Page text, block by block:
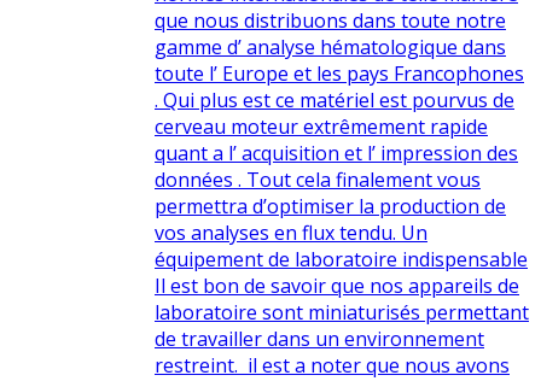
que nous distribuons dans toute notre
gamme d’ analyse hématologique dans
toute l’ Europe et les pays Francophones
. Qui plus est ce matériel est pourvus de
cerveau moteur extrêmement rapide
quant a l’ acquisition et l’ impression des
données . Tout cela finalement vous
permettra d’optimiser la production de
vos analyses en flux tendu. Un
équipement de laboratoire indispensable
Il est bon de savoir que nos appareils de
laboratoire sont miniaturisés permettant
de travailler dans un environnement
restreint. il est a noter que nous avons